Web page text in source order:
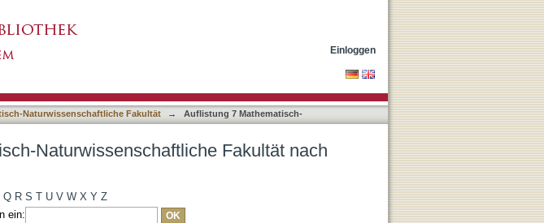
Einloggen
Naturwissenschaftliche Fakultät →
Auflistung 7 Mathematisch-
Naturwissenschaftliche Fakultät nach
Q R S T U V W X Y Z
ein: